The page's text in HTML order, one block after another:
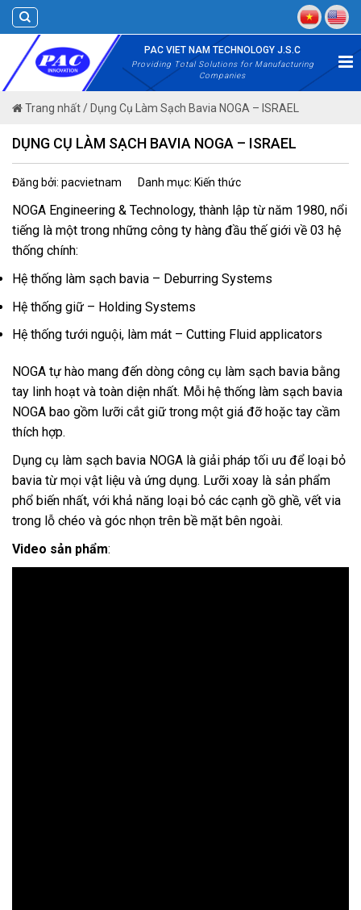
Skip
to
content
PAC VIET NAM TECHNOLOGY J.S.C
Providing Total Solutions for Manufacturing
Companies
Trang nhất/ Dụng Cụ Làm Sạch Bavia NOGA – ISRAEL
DỤNG CỤ LÀM SẠCH BAVIA NOGA – ISRAEL
Đăng bởi: pacvietnam Danh mục: Kiến thức
NOGA Engineering & Technology, thành lập từ năm 1980, nổi
tiếng là một trong những công ty hàng đầu thế giới về 03 hệ
thống chính:
Hệ thống làm sạch bavia – Deburring Systems
Hệ thống giữ – Holding Systems
Hệ thống tưới nguội, làm mát – Cutting Fluid applicators
NOGA tự hào mang đến dòng công cụ làm sạch bavia bằng
tay linh hoạt và toàn diện nhất. Mỗi hệ thống làm sạch bavia
NOGA bao gồm lưỡi cắt giữ trong một giá đỡ hoặc tay cầm
thích hợp.
Dụng cụ làm sạch bavia NOGA là giải pháp tối ưu để loại bỏ
bavia từ mọi vật liệu và ứng dụng. Lưỡi xoay là sản phẩm
phổ biến nhất, với khả năng loại bỏ các cạnh gồ ghề, vết via
trong lỗ chéo và góc nhọn trên bề mặt bên ngoài.
Video sản phẩm: